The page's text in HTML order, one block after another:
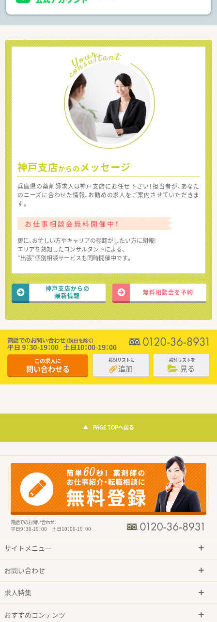
神戸支店からの メッセージ
兵庫県の薬剤師求人は神戸支店にお任せ下さい！担当者が、あなた
のニーズに合わせた情報、お勧めの求人をご案内させていただきま
す。
お仕事相談会無料開催中！
更に、お忙しい方やキャリアの棚卸がしたい方に朗報!
エリアを熟知したコンサルタントによる、
“出張”個別相談サービスも同時開催中です。
神戸支店からの
最新情報
無料相談会を予約
この求人に
問い合わせる
検討リストに
追加
検討リストを
見る
PAGE TOPへ戻る
電話でのお問い合わせ：
平日9：30-19：00 土日10：00-19：00
サイトメニュー
お問い合わせ
求人特集
おすすめコンテンツ